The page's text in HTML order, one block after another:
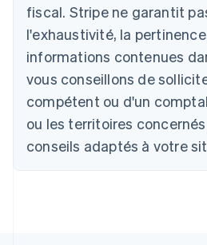
fiscal. Stripe ne garantit
l'exhaustivité, la
informations contenues
vous conseillons de
compétent ou d'un
ou les territoires
conseils adaptés à votre
Brésil
PortuguêsEnglish
English
Canada
English Français
Chine continentale
简体中文English
Chypre
Croatie